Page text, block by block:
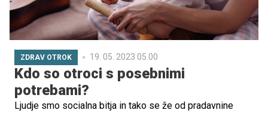
ZDRAV OTROK 19. 05. 2023 05.00
Kdo so otroci s posebnimi
potrebami?
Ljudje smo socialna bitja in tako se že od pradavnine